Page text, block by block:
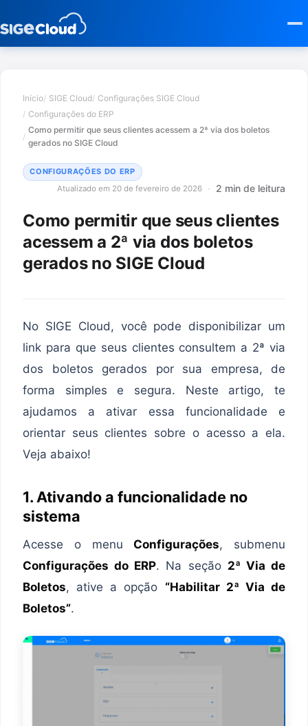
Início SIGE Cloud Configurações SIGE Cloud
Configurações do ERP
Como permitir que seus clientes acessem a 2ª via dos boletos
gerados no SIGE Cloud
CONFIGURAÇÕES DO ERP
Atualizado em 20 de fevereiro de 2026
2 min de leitura
Como permitir que seus clientes
acessem a 2ª via dos boletos
gerados no SIGE Cloud
No SIGE Cloud, você pode disponibilizar um
link para que seus clientes consultem a 2ª via
dos boletos gerados por sua empresa, de
forma simples e segura. Neste artigo, te
ajudamos a ativar essa funcionalidade e
orientar seus clientes sobre o acesso a ela.
Veja abaixo!
1. Ativando a funcionalidade no
sistema
Acesse o menuConfigurações, submenu
Configurações do ERP. Na seção 2ª Via de
Boletos, ative a opção “Habilitar 2ª Via de
Boletos”.